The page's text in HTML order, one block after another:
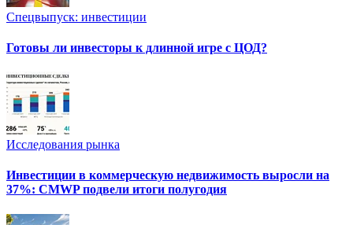
Спецвыпуск: инвестиции
Готовы ли инвесторы к длинной игре с ЦОД?
Исследования рынка
Инвестиции в коммерческую недвижимость выросли на
37%: CMWP подвели итоги полугодия